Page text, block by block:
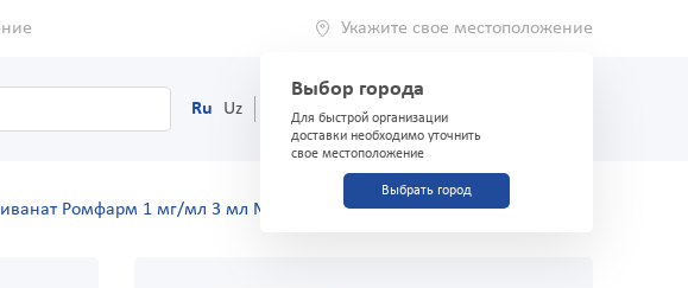
Укажите свое местоположение
Выбор города
Для быстрой организации
доставки необходимо уточнить
свое местоположение
Выбрать город
Ru Uz (71) 200-03-03
Ромфарм 1 мг/мл 3 мл №1